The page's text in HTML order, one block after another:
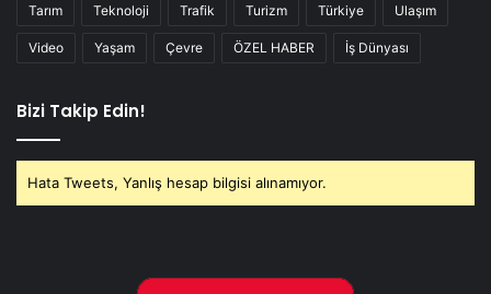
Tarım Teknoloji Trafik Turizm Türkiye Ulaşım
Video Yaşam Çevre ÖZEL HABER İş Dünyası
Bizi Takip Edin!
Hata Tweets, Yanlış hesap bilgisi alınamıyor.